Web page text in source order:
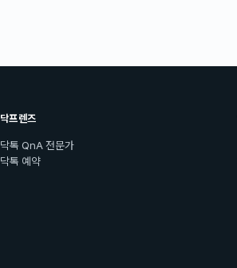
닥프렌즈
닥톡 QnA 전문가
닥톡 예약